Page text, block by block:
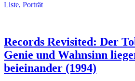
Liste, Porträt
Records Revisited: Der
Genie und Wahnsinn
beieinander (1994)